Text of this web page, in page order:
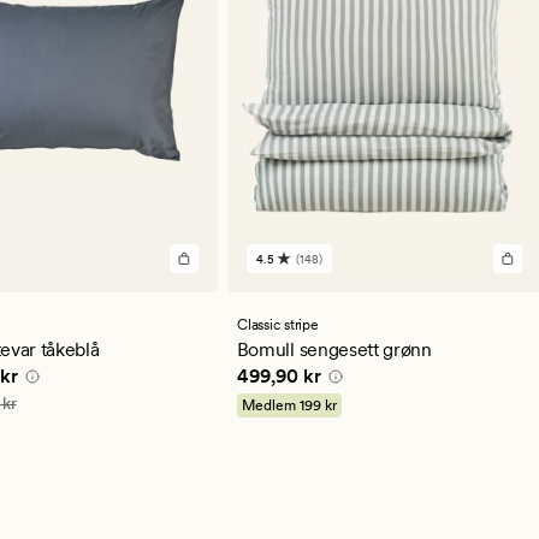
tåkeblå
pris
kr
148
en
gjennomsnittlig
vurdering
på
4.5
4.5 (148)
Classic stripe
Bomull sengesett grønn
Pris 499,90 kr
499,90 kr
Medlem 199 kr